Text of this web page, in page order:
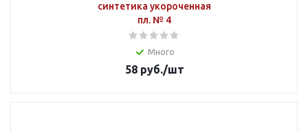
синтетика укороченная
пл. № 4
Много
58руб./шт